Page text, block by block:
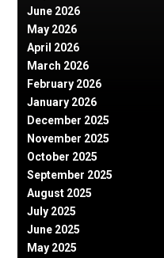
June 2026
May 2026
April 2026
March 2026
February 2026
January 2026
December 2025
November 2025
October 2025
September 2025
August 2025
July 2025
June 2025
May 2025